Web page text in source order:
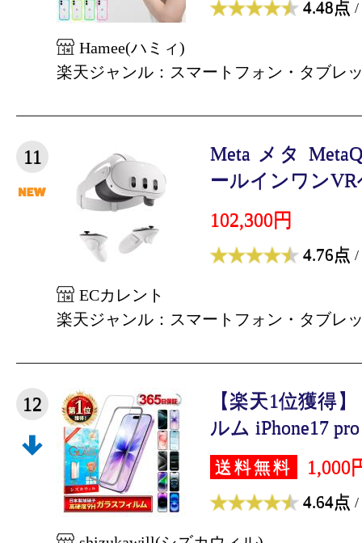
4.48点 /
Hamee(ハミィ)
楽天ジャンル：スマートフォン・タブレ
11
Meta メタ
ールインワン
102,300円
4.76点 /
ECカレント
楽天ジャンル：スマートフォン・タブレ
12
【楽天1位獲得
ルム iPhone17
送料無料 1,000
4.64点 /